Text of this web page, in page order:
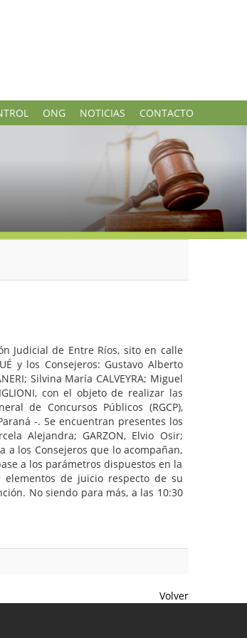
ONG NOTICIAS CONTACTO
Judicial de Entre Ríos, sito en calle
y los Consejeros: Gustavo Alberto
Silvina María CALVEYRA; Miguel
con el objeto de realizar las
de Concursos Públicos (RGCP),
-. Se encuentran presentes los
Alejandra; GARZON, Elvio Osir;
a los Consejeros que lo acompañan,
a los parámetros dispuestos en la
de juicio respecto de su
No siendo para más, a las 10:30
Volver